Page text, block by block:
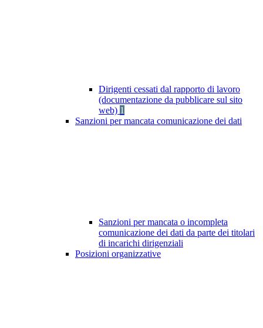
Dirigenti cessati dal rapporto di lavoro
(documentazione da pubblicare sul sito
web) 1
Sanzioni per mancata comunicazione dei dati
Sanzioni per mancata o incompleta
comunicazione dei dati da parte dei titolari
di incarichi dirigenziali
Posizioni organizzative